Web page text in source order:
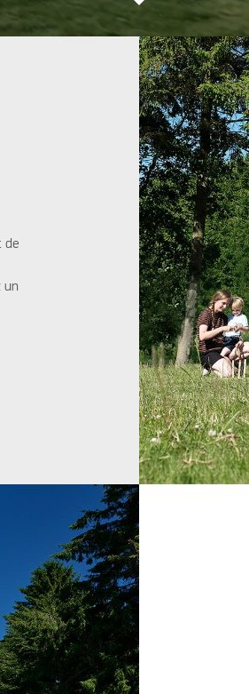
de
un